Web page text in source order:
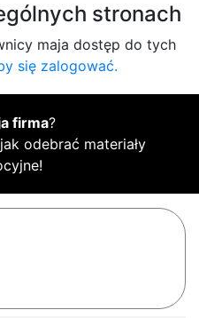
stronach
maja dostęp do tych
się zalogować.
firma?
odebrać materiały